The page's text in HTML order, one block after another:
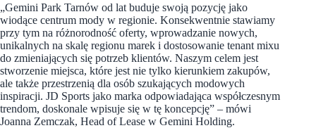
„Gemini Park Tarnów od lat buduje swoją pozycję jako
wiodące centrum mody w regionie. Konsekwentnie stawiamy
przy tym na różnorodność oferty, wprowadzanie nowych,
unikalnych na skalę regionu marek i dostosowanie tenant mixu
do zmieniających się potrzeb klientów. Naszym celem jest
stworzenie miejsca, które jest nie tylko kierunkiem zakupów,
ale także przestrzenią dla osób szukających modowych
inspiracji. JD Sports jako marka odpowiadająca współczesnym
trendom, doskonale wpisuje się w tę koncepcję” – mówi
Joanna Zemczak, Head of Lease w Gemini Holding.